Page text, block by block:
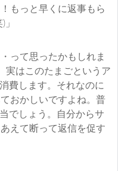
もっと早くに返事もら
って思ったかもしれま
実はこのたまごというア
費します。それなのに
おかしいですよね。普
でしょう。自分からサ
えて断って返信を促す